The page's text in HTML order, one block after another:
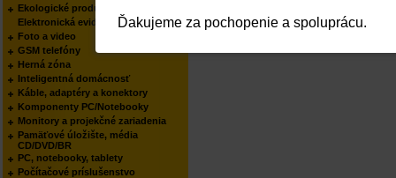
Ekologické produkty
Elektronická evidencia tržieb
Foto a video
GSM telefóny
Herná zóna
Inteligentná domácnosť
Káble, adaptéry a konektory
Komponenty PC/Notebooky
Monitory a projekčné zariadenia
Pamäťové úložište, média
CD/DVD/BR
PC, notebooky, tablety
Počítačové príslušenstvo
Ďakujeme za pochopenie a spoluprácu.